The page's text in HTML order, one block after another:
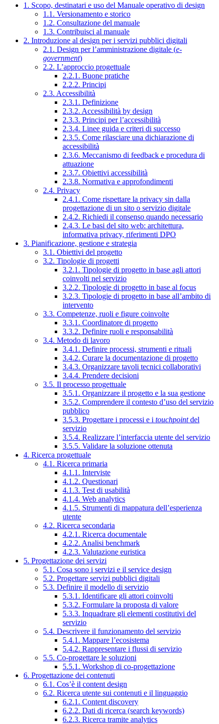
1. Scopo, destinatari e uso del Manuale operativo di design
1.1. Versionamento e storico
1.2. Consultazione del manuale
1.3. Contribuisci al manuale
2. Introduzione al design per i servizi pubblici digitali
2.1. Design per l’amministrazione digitale (e-
government)
2.2. L’approccio progettuale
2.2.1. Buone pratiche
2.2.2. Principi
2.3. Accessibilità
2.3.1. Definizione
2.3.2. Accessibilità by design
2.3.3. Principi per l’accessibilità
2.3.4. Linee guida e criteri di successo
2.3.5. Come rilasciare una dichiarazione di
accessibilità
2.3.6. Meccanismo di feedback e procedura di
attuazione
2.3.7. Obiettivi accessibilità
2.3.8. Normativa e approfondimenti
2.4. Privacy
2.4.1. Come rispettare la privacy sin dalla
progettazione di un sito o servizio digitale
2.4.2. Richiedi il consenso quando necessario
2.4.3. Le basi del sito web: architettura,
informativa privacy, riferimenti DPO
3. Pianificazione, gestione e strategia
3.1. Obiettivi del progetto
3.2. Tipologie di progetti
3.2.1. Tipologie di progetto in base agli attori
coinvolti nel servizio
3.2.2. Tipologie di progetto in base al focus
3.2.3. Tipologie di progetto in base all’ambito di
intervento
3.3. Competenze, ruoli e figure coinvolte
3.3.1. Coordinatore di progetto
3.3.2. Definire ruoli e responsabilità
3.4. Metodo di lavoro
3.4.1. Definire processi, strumenti e rituali
3.4.2. Curare la documentazione di progetto
3.4.3. Organizzare tavoli tecnici collaborativi
3.4.4. Prendere decisioni
3.5. Il processo progettuale
3.5.1. Organizzare il progetto e la sua gestione
3.5.2. Comprendere il contesto d’uso del servizio
pubblico
3.5.3. Progettare i processi e i touchpointdel
servizio
3.5.4. Realizzare l’interfaccia utente del servizio
3.5.5. Validare la soluzione ottenuta
4. Ricerca progettuale
4.1. Ricerca primaria
4.1.1. Interviste
4.1.2. Questionari
4.1.3. Test di usabilità
4.1.4. Web analytics
4.1.5. Strumenti di mappatura dell’esperienza
utente
4.2. Ricerca secondaria
4.2.1. Ricerca documentale
4.2.2. Analisi benchmark
4.2.3. Valutazione euristica
5. Progettazione dei servizi
5.1. Cosa sono i servizi e il service design
5.2. Progettare servizi pubblici digitali
5.3. Definire il modello di servizio
5.3.1. Identificare gli attori coinvolti
5.3.2. Formulare la proposta di valore
5.3.3. Inquadrare gli elementi costitutivi del
servizio
5.4. Descrivere il funzionamento del servizio
5.4.1. Mappare l’ecosistema
5.4.2. Rappresentare i flussi di servizio
5.5. Co-progettare le soluzioni
5.5.1. Workshop di co-progettazione
6. Progettazione dei contenuti
6.1. Cos’è il content design
6.2. Ricerca utente sui contenuti e il linguaggio
6.2.1. Content discovery
6.2.2. Dati di ricerca (search keywords)
6.2.3. Ricerca tramite analytics